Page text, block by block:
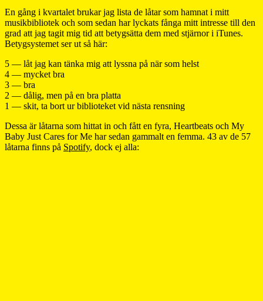
En gång i kvartalet brukar jag lista de låtar som hamnat i mitt
musikbibliotek och som sedan har lyckats fånga mitt intresse till den
grad att jag tagit mig tid att betygsätta dem med stjärnor i iTunes.
Betygsystemet ser ut så här:
5 — låt jag kan tänka mig att lyssna på när som helst
4 — mycket bra
3 — bra
2 — dålig, men på en bra platta
1 — skit, ta bort ur biblioteket vid nästa rensning
Dessa är låtarna som hittat in och fått en fyra, Heartbeats och My
Baby Just Cares for Me har sedan gammalt en femma. 43 av de 57
låtarna finns på Spotify, dock ej alla: